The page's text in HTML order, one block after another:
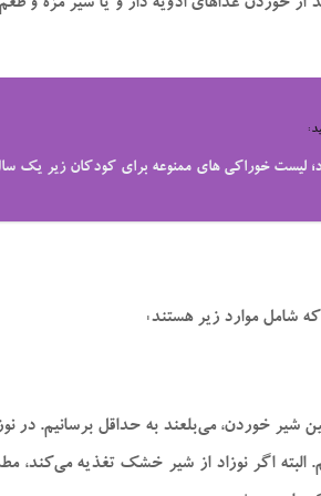
خوردن غذا‌های ادویه دار و یا سیر مزه و
لیست خوراکی‌ های ممنوعه برای کودکان زیر یک
که شامل موارد زیر هستند:
خوردن، می‌بلعند به حداقل برسانیم. در
البته اگر نوزاد از شیر خشک تغذیه